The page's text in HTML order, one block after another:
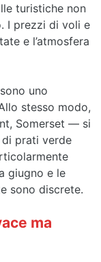
turistiche non
I prezzi di voli e
e l’atmosfera
uno
stesso modo,
Somerset — si
prati verde
giugno e le
sono discrete.
ma